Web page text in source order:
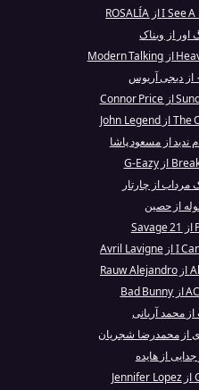
اور از ویناک
ندید از مسعود پاشا
مرداب از چارتار
از حصین
از محمد آریانی
از محمدرضا شجریان
از هایده